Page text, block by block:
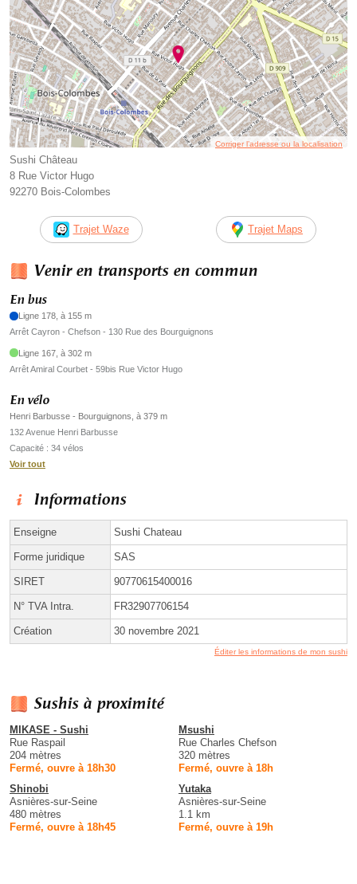
Corriger l’adresse ou la localisation
Sushi Château
8 Rue Victor Hugo
92270 Bois-Colombes
Trajet Waze Trajet Maps
Venir en transports en commun
En bus
Ligne 178, à 155 m
Arrêt Cayron - Chefson - 130 Rue des Bourguignons
Ligne 167, à 302 m
Arrêt Amiral Courbet - 59bis Rue Victor Hugo
En vélo
Henri Barbusse - Bourguignons, à 379 m
132 Avenue Henri Barbusse
Capacité : 34 vélos
Voir tout
Informations
Enseigne Sushi Chateau
Forme juridique SAS
SIRET 90770615400016
N° TVA Intra. FR32907706154
Création 30 novembre 2021
Éditer les informations de mon sushi
Sushis à proximité
MIKASE - Sushi
Rue Raspail
204 mètres
Fermé, ouvre à 18h30
Msushi
Rue Charles Chefson
320 mètres
Fermé, ouvre à 18h
Shinobi
Asnières-sur-Seine
480 mètres
Fermé, ouvre à 18h45
Yutaka
Asnières-sur-Seine
1.1 km
Fermé, ouvre à 19h